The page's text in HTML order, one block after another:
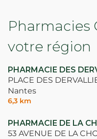
Pharmacies
votre région
PHARMACIE DES
PLACE DES
Nantes
6,3 km
PHARMACIE DE LA
53 AVENUE DE LA